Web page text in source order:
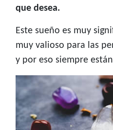
que desea.
Este sueño es muy
muy valioso para las
y por eso siempre